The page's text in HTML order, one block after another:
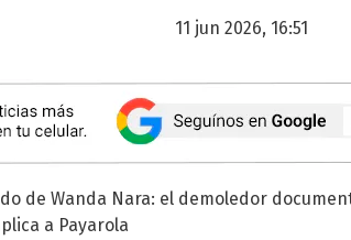
11 jun 2026, 16:51